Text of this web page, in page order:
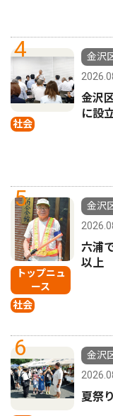
4
社会
金沢
金沢
に設
5
トップニュ
ース
社会
金沢
六浦
以上
6
金沢
夏祭